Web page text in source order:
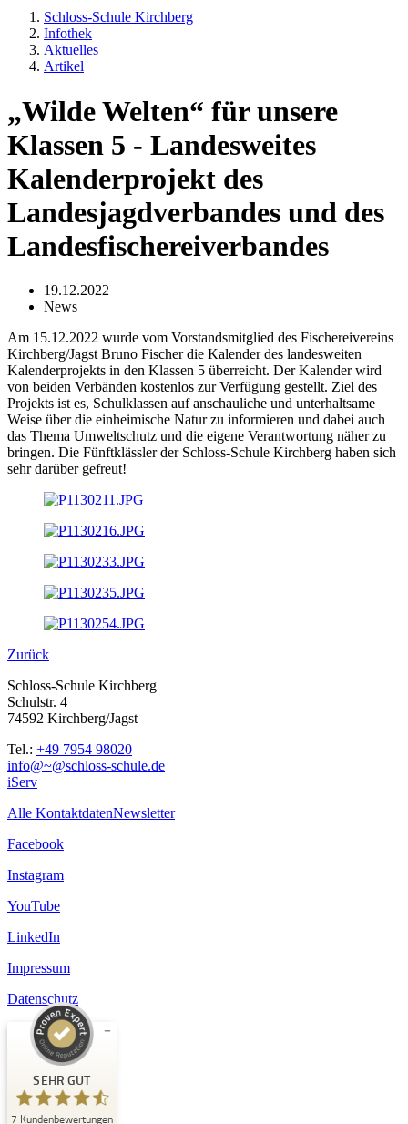
Schloss-Schule Kirchberg
Infothek
Aktuelles
Artikel
„Wilde Welten“ für unsere
Klassen 5 - Landesweites
Kalenderprojekt des
Landesjagdverbandes und des
Landesfischereiverbandes
19.12.2022
News
Am 15.12.2022 wurde vom Vorstandsmitglied des Fischereivereins
Kirchberg/Jagst Bruno Fischer die Kalender des landesweiten
Kalenderprojekts in den Klassen 5 überreicht. Der Kalender wird
von beiden Verbänden kostenlos zur Verfügung gestellt. Ziel des
Projekts ist es, Schulklassen auf anschauliche und unterhaltsame
Weise über die einheimische Natur zu informieren und dabei auch
das Thema Umweltschutz und die eigene Verantwortung näher zu
bringen. Die Fünftklässler der Schloss-Schule Kirchberg haben sich
sehr darüber gefreut!
Zurück
Schloss-Schule Kirchberg
Schulstr. 4
74592 Kirchberg/Jagst
Tel.: +49 7954 98020
info@~@schloss-schule.de
iServ
Alle KontaktdatenNewsletter
Facebook
Instagram
YouTube
LinkedIn
Impressum
Datenschutz
SEHR GUT
7 Kundenbewertungen
Kundenbewertungen und Erfahrungen zu
Schloss-Schule Kirchberg
SEHR GUT